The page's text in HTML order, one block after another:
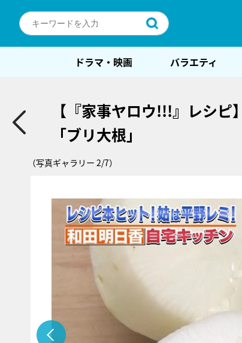
ドラマ・映画 バラエティ
【『家事ヤロウ!!!』レシ
「ブリ大根」
（写真ギャラリー 2/7）